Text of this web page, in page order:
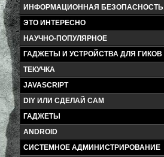
ИНФОРМАЦИОННАЯ БЕЗОПАСНОСТЬ
ЭТО ИНТЕРЕСНО
НАУЧНО-ПОПУЛЯРНОЕ
ГАДЖЕТЫ И УСТРОЙСТВА ДЛЯ ГИКОВ
ТЕКУЧКА
JAVASCRIPT
DIY ИЛИ СДЕЛАЙ САМ
ГАДЖЕТЫ
ANDROID
СИСТЕМНОЕ АДМИНИСТРИРОВАНИЕ